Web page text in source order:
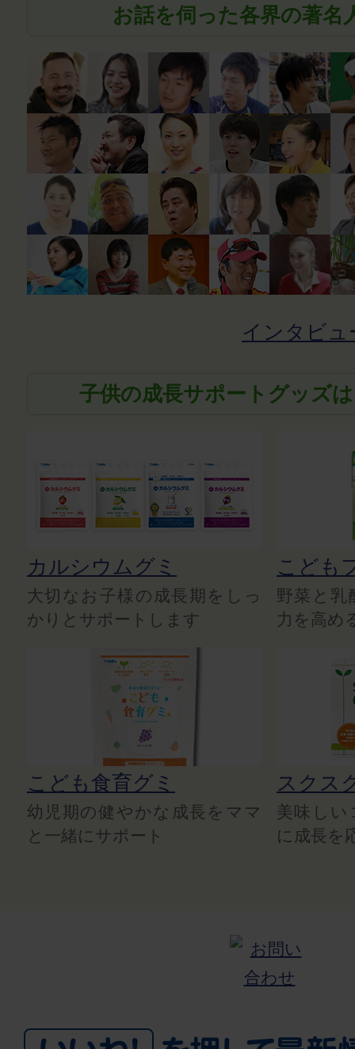
お話を伺った各界の著名
インタビュ
子供の成長サポートグッズ
カルシウムグミ
大切なお子様の成長期をしっ
かりとサポートします
こども
野菜と乳
力を高め
こども食育グミ
幼児期の健やかな成長をママ
と一緒にサポート
スクス
美味しい
に成長を